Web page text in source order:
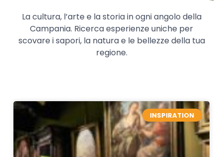
La cultura, l’arte e la storia in ogni angolo della
Campania. Ricerca esperienze uniche per
scovare i sapori, la natura e le bellezze della tua
regione.
INSPIRATION